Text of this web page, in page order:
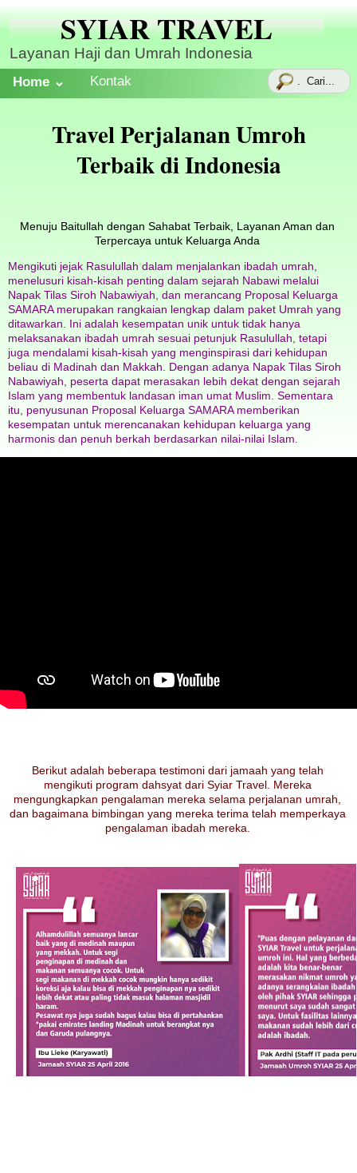
SYIAR TRAVEL
Layanan Haji dan Umrah Indonesia
Home ⌄ Kontak
Travel Perjalanan Umroh
Terbaik di Indonesia
Menuju Baitullah dengan Sahabat Terbaik, Layanan Aman dan
Terpercaya untuk Keluarga Anda
Mengikuti jejak Rasulullah dalam menjalankan ibadah umrah,
menelusuri kisah-kisah penting dalam sejarah Nabawi melalui
Napak Tilas Siroh Nabawiyah, dan merancang Proposal Keluarga
SAMARA merupakan rangkaian lengkap dalam paket Umrah yang
ditawarkan. Ini adalah kesempatan unik untuk tidak hanya
melaksanakan ibadah umrah sesuai petunjuk Rasulullah, tetapi
juga mendalami kisah-kisah yang menginspirasi dari kehidupan
beliau di Madinah dan Makkah. Dengan adanya Napak Tilas Siroh
Nabawiyah, peserta dapat merasakan lebih dekat dengan sejarah
Islam yang membentuk landasan iman umat Muslim. Sementara
itu, penyusunan Proposal Keluarga SAMARA memberikan
kesempatan untuk merencanakan kehidupan keluarga yang
harmonis dan penuh berkah berdasarkan nilai-nilai Islam.
Berikut adalah beberapa testimoni dari jamaah yang telah
mengikuti program dahsyat dari Syiar Travel. Mereka
mengungkapkan pengalaman mereka selama perjalanan umrah,
dan bagaimana bimbingan yang mereka terima telah memperkaya
pengalaman ibadah mereka.